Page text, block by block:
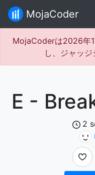
MojaCoder
MojaCoderは2026年
し、ジャッジ
E -
2